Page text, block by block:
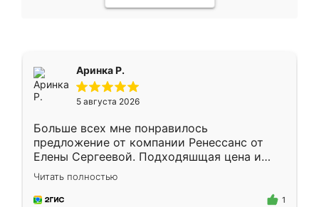
Аринка Р.
5 августа 2026
Больше всех мне понравилось
предложение от компании Ренессанс от
Елены Сергеевой. Подходяшщая цена и
короткие сроки изготовления. Приехавший
для замера сотрудник Владислав
предложил по моему эскизу самый
Читать полностью
1